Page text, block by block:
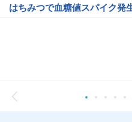
はちみつで血糖値スパイク発